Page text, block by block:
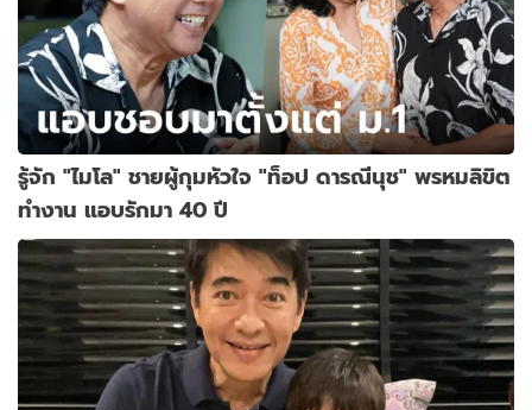
รู้จัก "ไมโล" ชายผู้กุมหัวใจ "ท็อป ดารณีนุช" พรหมลิขิต
ทำงาน แอบรักมา 40 ปี